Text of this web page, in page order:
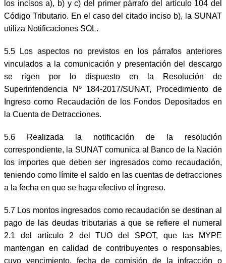
los incisos a), b) y c) del primer párrafo del artículo 104 del
Código Tributario. En el caso del citado inciso b), la SUNAT
utiliza Notificaciones SOL.
5.5 Los aspectos no previstos en los párrafos anteriores
vinculados a la comunicación y presentación del descargo
se rigen por lo dispuesto en la Resolución de
Superintendencia Nº 184-2017/SUNAT, Procedimiento de
Ingreso como Recaudación de los Fondos Depositados en
la Cuenta de Detracciones.
5.6 Realizada la notificación de la resolución
correspondiente, la SUNAT comunica al Banco de la Nación
los importes que deben ser ingresados como recaudación,
teniendo como límite el saldo en las cuentas de detracciones
a la fecha en que se haga efectivo el ingreso.
5.7 Los montos ingresados como recaudación se destinan al
pago de las deudas tributarias a que se refiere el numeral
2.1 del artículo 2 del TUO del SPOT, que las MYPE
mantengan en calidad de contribuyentes o responsables,
cuyo vencimiento, fecha de comisión de la infracción o